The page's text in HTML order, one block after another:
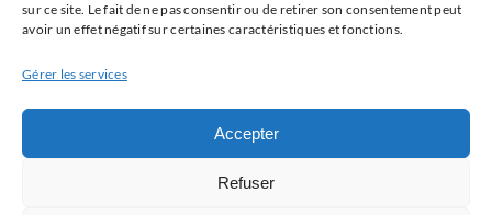
sur ce site. Le fait de ne pas consentir ou de retirer son consentement peut
avoir un effet négatif sur certaines caractéristiques et fonctions.
Gérer les services
Accepter
Refuser
Partenaires
ISNI : InterSyndicale Nationale des Internes